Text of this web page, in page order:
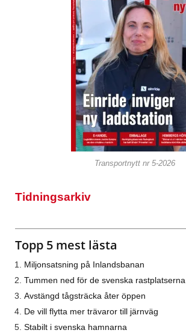
Transportnytt nr 5-2026
Tidningsarkiv
Topp 5 mest lästa
Miljonsatsning på Inlandsbanan
Tummen ned för de svenska rastplatserna
Avstängd tågsträcka åter öppen
De vill flytta mer trävaror till järnväg
Stabilt i svenska hamnarna